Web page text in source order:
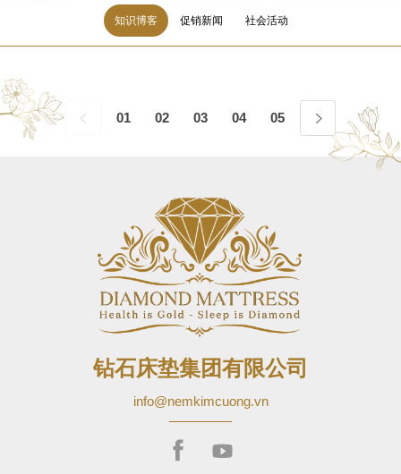
知识博客 促销新闻 社会活动
01 02 03 04 05 06 07
钻石床垫集团有限公司
info@nemkimcuong.vn